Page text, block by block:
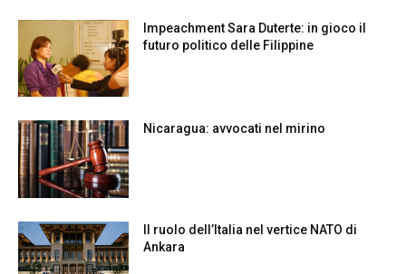
Impeachment Sara Duterte: in gioco il
futuro politico delle Filippine
Nicaragua: avvocati nel mirino
Il ruolo dell’Italia nel vertice NATO di
Ankara